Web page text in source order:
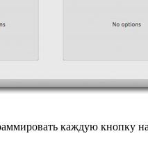
каждую кнопку